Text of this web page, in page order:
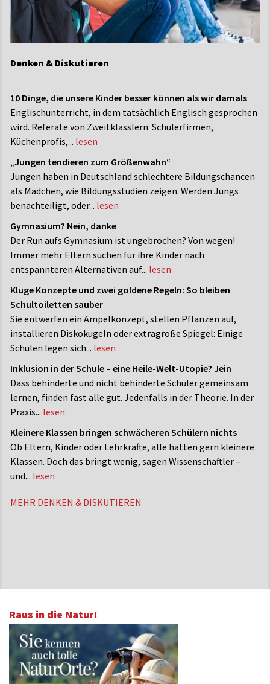
Denken & Diskutieren
10 Dinge, die unsere Kinder besser können als wir damals
Englischunterricht, in dem tatsächlich Englisch gesprochen
wird. Referate von Zweitklässlern. Schülerfirmen,
Küchenprofis,... lesen
„Jungen tendieren zum Größenwahn“
Jungen haben in Deutschland schlechtere Bildungschancen
als Mädchen, wie Bildungsstudien zeigen. Werden Jungs
benachteiligt, oder... lesen
Gymnasium? Nein, danke
Der Run aufs Gymnasium ist ungebrochen? Von wegen!
Immer mehr Eltern suchen für ihre Kinder nach
entspannteren Alternativen auf... lesen
Kluge Konzepte und zwei goldene Regeln: So bleiben
Schultoiletten sauber
Sie entwerfen ein Ampelkonzept, stellen Pflanzen auf,
installieren Diskokugeln oder extragroße Spiegel: Einige
Schulen legen sich... lesen
Inklusion in der Schule – eine Heile-Welt-Utopie? Jein
Dass behinderte und nicht ­behinderte Schüler gemeinsam
lernen, finden fast alle gut. Jedenfalls in der Theorie. In der
Praxis... lesen
Kleinere Klassen bringen schwächeren Schülern nichts
Ob Eltern, Kinder oder Lehrkräfte, alle hätten gern kleinere
Klassen. Doch das bringt wenig, sagen Wissenschaftler –
und... lesen
MEHR DENKEN & DISKUTIEREN
Raus in die Natur!